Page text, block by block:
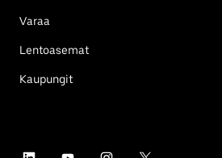
Varaa
Lentoasemat
Kaupungit